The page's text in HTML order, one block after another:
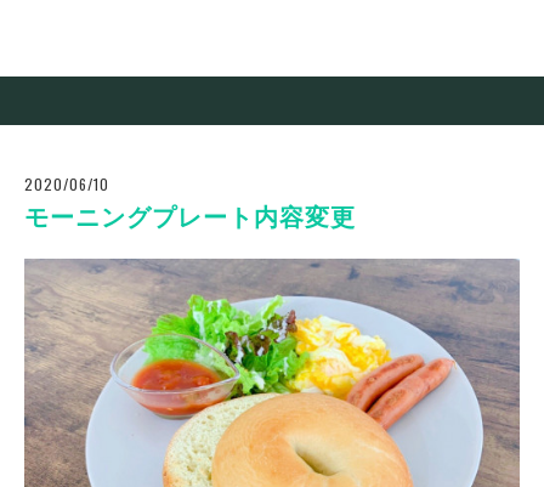
2020/06/10
モーニングプレート内容変更